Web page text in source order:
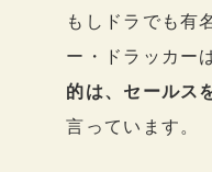
もしドラでも有
ー・ドラッカー
的は、セールス
言っています。